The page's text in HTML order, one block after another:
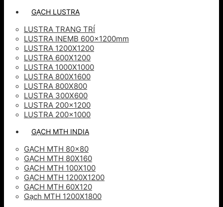
GẠCH LUSTRA
LUSTRA TRANG TRÍ
LUSTRA INEMB 600x1200mm
LUSTRA 1200X1200
LUSTRA 600X1200
LUSTRA 1000X1000
LUSTRA 800X1600
LUSTRA 800X800
LUSTRA 300X600
LUSTRA 200×1200
LUSTRA 200×1000
GẠCH MTH INDIA
GẠCH MTH 80×80
GẠCH MTH 80X160
GẠCH MTH 100X100
GẠCH MTH 1200X1200
GẠCH MTH 60X120
Gạch MTH 1200X1800